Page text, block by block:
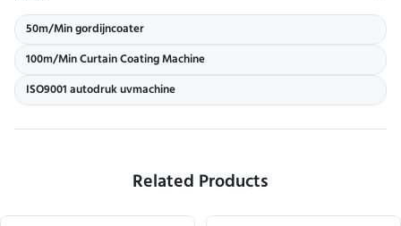
50m/Min gordijncoater
100m/Min Curtain Coating Machine
ISO9001 autodruk uvmachine
Related Products